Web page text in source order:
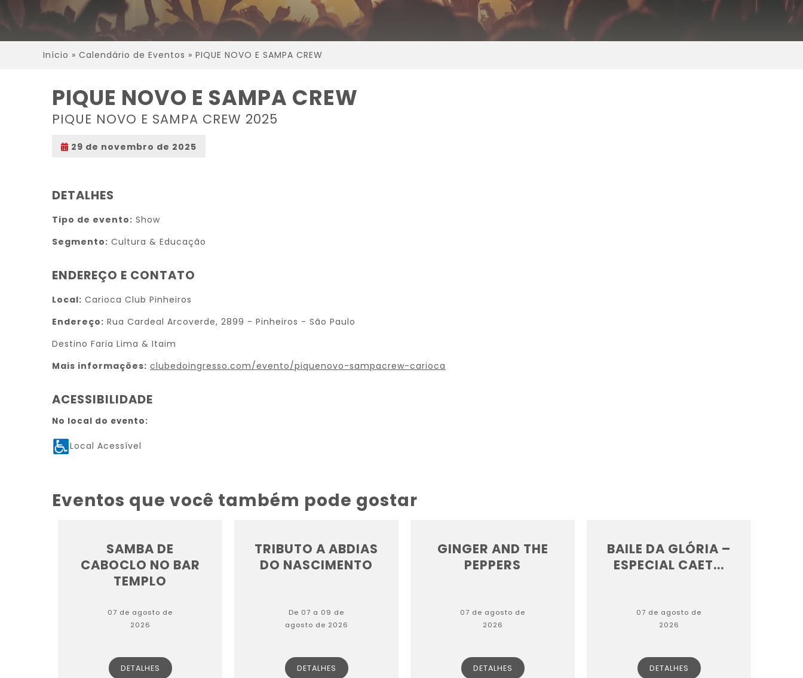
Início » Calendário de Eventos » PIQUE NOVO E SAMPA CREW
PIQUE NOVO E SAMPA CREW
PIQUE NOVO E SAMPA CREW 2025
29 de novembro de 2025
DETALHES
Tipo de evento: Show
Segmento: Cultura & Educação
ENDEREÇO E CONTATO
Local: Carioca Club Pinheiros
Endereço: Rua Cardeal Arcoverde, 2899 - Pinheiros - São Paulo
Destino Faria Lima & Itaim
Mais informações: clubedoingresso.com/evento/piquenovo-sampacrew-carioca
ACESSIBILIDADE
No local do evento:
Local Acessível
Eventos que você também pode gostar
SAMBA DE
CABOCLO NO BAR
TEMPLO
07 de agosto de
2026
DETALHES
TRIBUTO A ABDIAS
DO NASCIMENTO
De 07 a 09 de
agosto de 2026
DETALHES
GINGER AND THE
PEPPERS
07 de agosto de
2026
DETALHES
BAILE DA GLÓRIA –
ESPECIAL CAET...
07 de agosto de
2026
DETALHES